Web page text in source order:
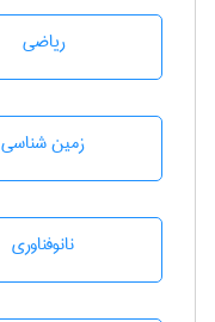
رياضی
زمين شناسی
نانوفناوری